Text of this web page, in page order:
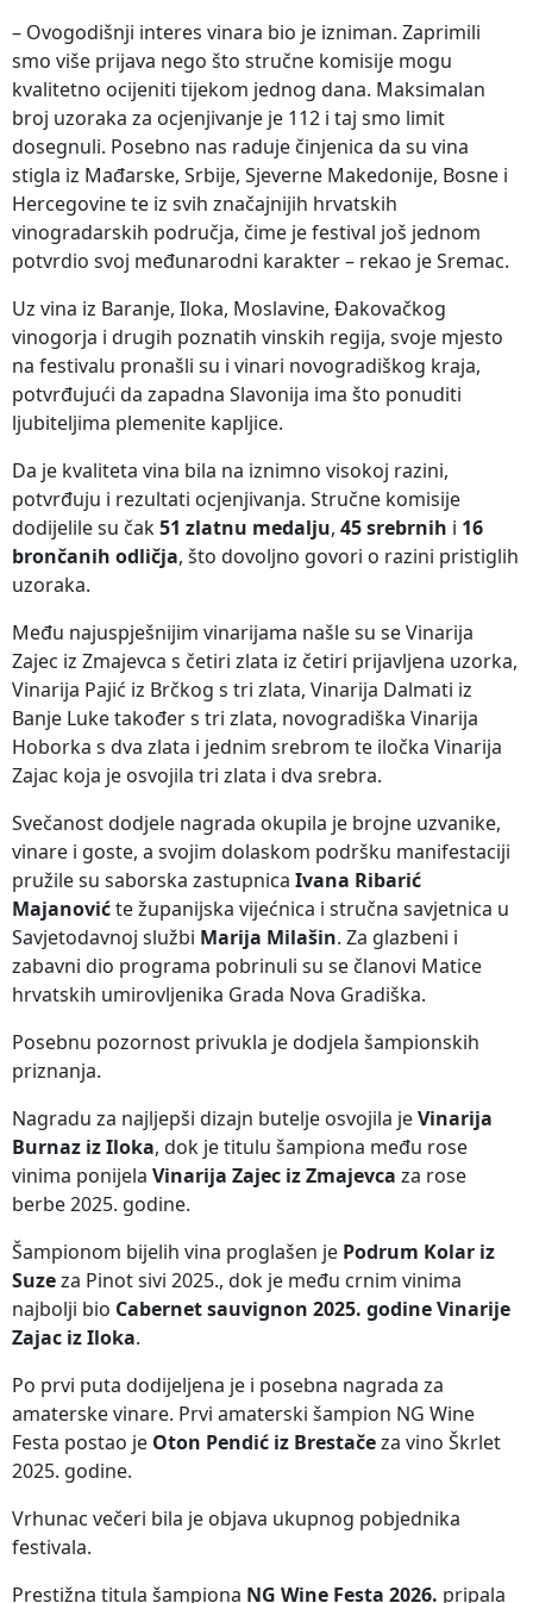
– Ovogodišnji interes vinara bio je izniman. Zaprimili
smo više prijava nego što stručne komisije mogu
kvalitetno ocijeniti tijekom jednog dana. Maksimalan
broj uzoraka za ocjenjivanje je 112 i taj smo limit
dosegnuli. Posebno nas raduje činjenica da su vina
stigla iz Mađarske, Srbije, Sjeverne Makedonije, Bosne i
Hercegovine te iz svih značajnijih hrvatskih
vinogradarskih područja, čime je festival još jednom
potvrdio svoj međunarodni karakter – rekao je Sremac.
Uz vina iz Baranje, Iloka, Moslavine, Đakovačkog
vinogorja i drugih poznatih vinskih regija, svoje mjesto
na festivalu pronašli su i vinari novogradiškog kraja,
potvrđujući da zapadna Slavonija ima što ponuditi
ljubiteljima plemenite kapljice.
Da je kvaliteta vina bila na iznimno visokoj razini,
potvrđuju i rezultati ocjenjivanja. Stručne komisije
dodijelile su čak51 zlatnu medalju, 45 srebrnih i 16
brončanih odličja, što dovoljno govori o razini pristiglih
uzoraka.
Među najuspješnijim vinarijama našle su se Vinarija
Zajec iz Zmajevca s četiri zlata iz četiri prijavljena uzorka,
Vinarija Pajić iz Brčkog s tri zlata, Vinarija Dalmati iz
Banje Luke također s tri zlata, novogradiška Vinarija
Hoborka s dva zlata i jednim srebrom te iločka Vinarija
Zajac koja je osvojila tri zlata i dva srebra.
Svečanost dodjele nagrada okupila je brojne uzvanike,
vinare i goste, a svojim dolaskom podršku manifestaciji
pružile su saborska zastupnica Ivana Ribarić
Majanovićte županijska vijećnica i stručna savjetnica u
Savjetodavnoj službi Marija Milašin. Za glazbeni i
zabavni dio programa pobrinuli su se članovi Matice
hrvatskih umirovljenika Grada Nova Gradiška.
Posebnu pozornost privukla je dodjela šampionskih
priznanja.
Nagradu za najljepši dizajn butelje osvojila jeVinarija
Burnaz iz Iloka, dok je titulu šampiona među rose
vinima ponijela Vinarija Zajec iz Zmajevca za rose
berbe 2025. godine.
Šampionom bijelih vina proglašen je Podrum Kolar iz
Suzeza Pinot sivi 2025., dok je među crnim vinima
najbolji bio Cabernet sauvignon 2025. godine Vinarije
Zajac iz Iloka.
Po prvi puta dodijeljena je i posebna nagrada za
amaterske vinare. Prvi amaterski šampion NG Wine
Festa postao je Oton Pendić iz Brestačeza vino Škrlet
2025. godine.
Vrhunac večeri bila je objava ukupnog pobjednika
festivala.
Prestižna titula šampiona NG Wine Festa 2026. pripala